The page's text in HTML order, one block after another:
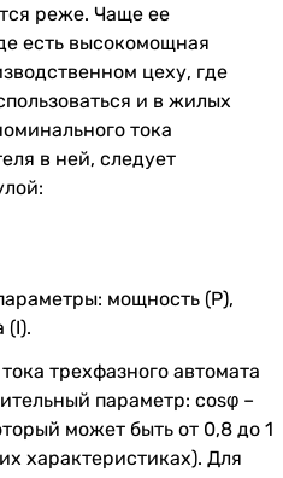
реже. Чаще ее
есть высокомощная
цеху, где
и в жилых
тока
в ней, следует
мощность (P),
(I).
трехфазного автомата
параметр: cosφ –
может быть от 0,8 до 1
характеристиках). Для